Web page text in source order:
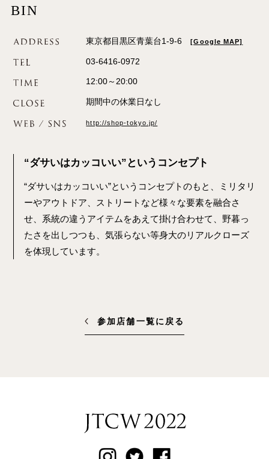
BIN
東京都目黒区青葉台1-9-6[Google MAP]
03-6416-0972
12:00～20:00
期間中の休業日なし
http://shop-tokyo.jp/
“ダサいはカッコいい”というコンセプト
“ダサいはカッコいい”というコンセプトのもと、ミリタリ
ーやアウトドア、ストリートなど様々な要素を融合さ
せ、系統の違うアイテムをあえて掛け合わせて、野暮っ
たさを出しつつも、気張らない等身大のリアルクローズ
を体現しています。
参加店舗一覧に戻る